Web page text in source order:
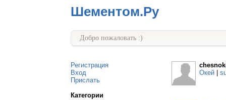
Шементом.Ру
Добро пожаловать :)
Регистрация
Вход
Прислать
Категории
Окей